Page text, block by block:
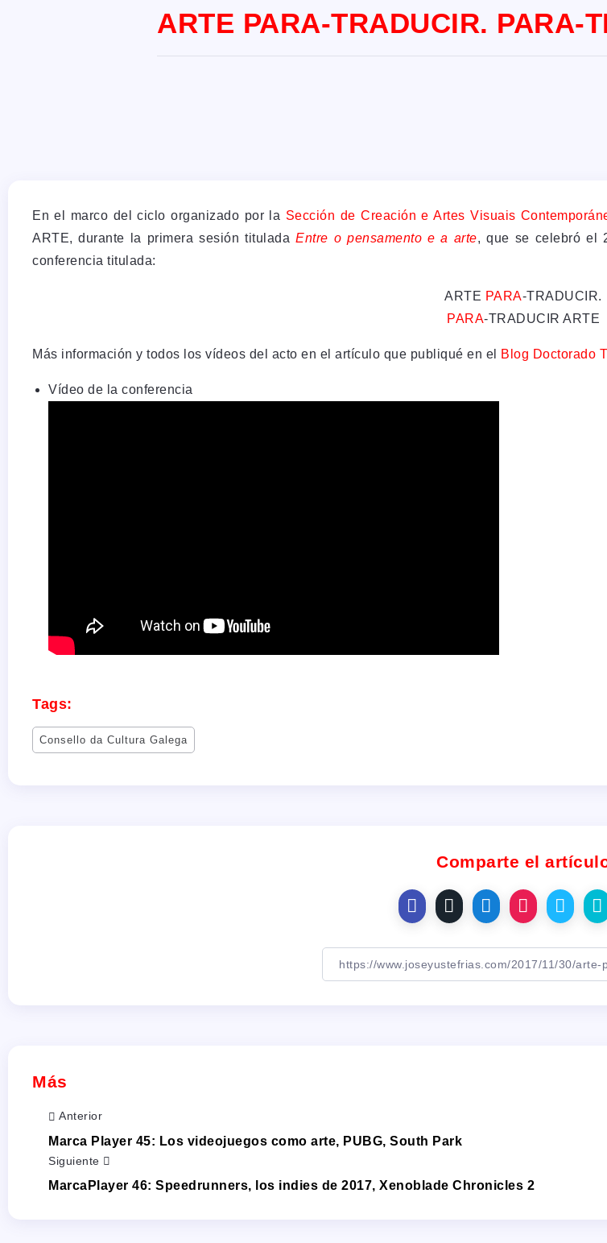
ARTE PARA-TRADUCIR. PARA-
En el marco del ciclo organizado por la Sección de Creación e Artes Visuais
ARTE, durante la primera sesión tituladaEntre o pensamento e a arte, que se celebró el
conferencia titulada:
ARTE PARA-TRADUCIR.
PARA-TRADUCIR ARTE
Más información y todos los vídeos del acto en el artículo que publiqué en el Blog Doctorado
Vídeo de la conferencia
Tags:
Consello da Cultura Galega
Comparte el
Más
Anterior
Marca Player 45: Los videojuegos como arte, PUBG, South Park
Siguiente
MarcaPlayer 46: Speedrunners, los indies de 2017, Xenoblade Chronicles 2